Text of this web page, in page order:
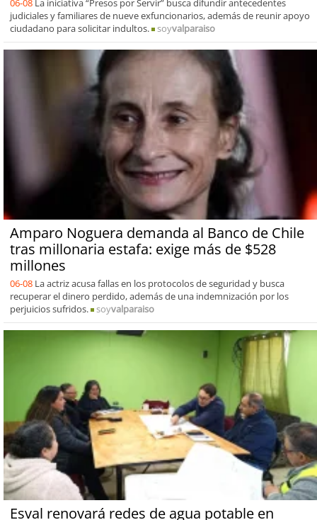
06-08 La iniciativa “Presos por Servir” busca difundir antecedentes
judiciales y familiares de nueve exfuncionarios, además de reunir apoyo
ciudadano para solicitar indultos.
soyvalparaiso
Amparo Noguera demanda al Banco de Chile
tras millonaria estafa: exige más de $528
millones
06-08 La actriz acusa fallas en los protocolos de seguridad y busca
recuperar el dinero perdido, además de una indemnización por los
perjuicios sufridos.
soyvalparaiso
Esval renovará redes de agua potable en